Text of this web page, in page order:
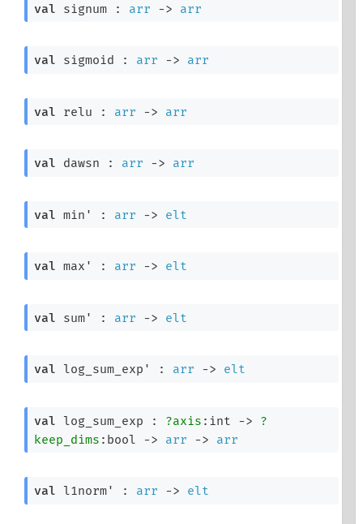
val signum : arr -> arr
val sigmoid : arr -> arr
val relu : arr -> arr
val dawsn : arr -> arr
val min' : arr -> elt
val max' : arr -> elt
val sum' : arr -> elt
val log_sum_exp' : arr -> elt
val log_sum_exp : ?axis :int ->
?
keep_dims :bool -> arr -> arr
val l1norm' : arr -> elt